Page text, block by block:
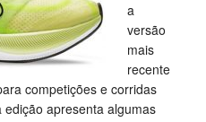
a
versão
mais
recente
competições e corridas
apresenta algumas